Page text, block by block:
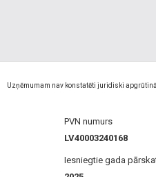
Uzņēmumam nav konstatēti juridiski
PVN numurs
LV40003240168
Iesniegtie gada